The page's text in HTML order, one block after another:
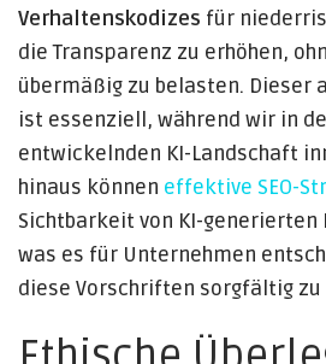
Verhaltenskodizes für
die Transparenz zu erhöhen,
übermäßig zu belasten. Dieser
ist essenziell, während wir in
entwickelnden KI-Landschaft
hinaus können effektive SEO-
Sichtbarkeit von KI-generierten
was es für Unternehmen
diese Vorschriften sorgfältig zu